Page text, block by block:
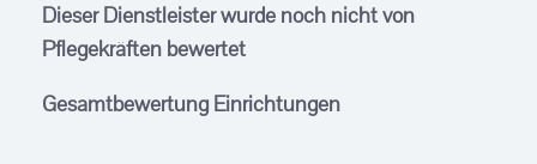
Dieser Dienstleister wurde noch nicht von
Pflegekräften bewertet
Gesamtbewertung Einrichtungen